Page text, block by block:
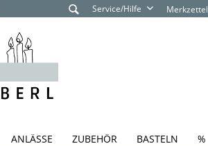
Service/Hilfe Merkzettel
ANLÄSSE ZUBEHÖR BASTELN %